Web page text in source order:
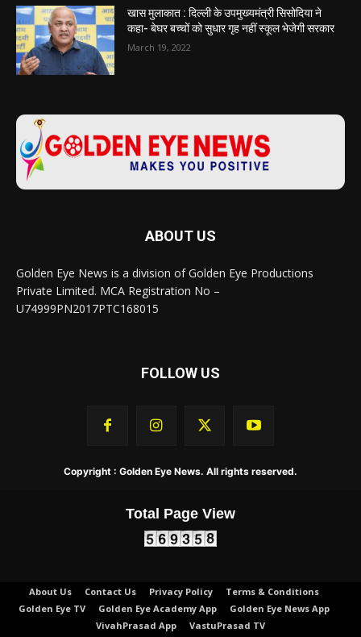
खास मुलाकात : दिल्ली के उपमुख्यमंत्री सिसोदिया ने
कहा- बेघर बच्चों को सुधार गृह नहीं स्कूल भेजेगी सरकार
March 19, 2022
ABOUT US
Golden Eye News is a division of Golden Eye Productions
Private Limited. MCA Registration No –
U74999PN2017PTC168015
FOLLOW US
Copyright : Golden Eye News. All rights reserved.
Total Page View
About Us Contact Us Privacy Policy
Terms & Conditions
Golden Eye TV
Golden Eye Academy App
Golden Eye News App
VivahPrasad App
VastuPrasad TV